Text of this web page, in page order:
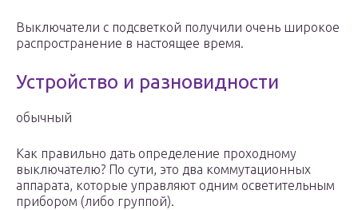
Выключатели с подсветкой получили очень широкое
распространение в настоящее время.
Устройство и разновидности
обычный
Как правильно дать определение проходному
выключателю? По сути, это два коммутационных
аппарата, которые управляют одним осветительным
прибором (либо группой).